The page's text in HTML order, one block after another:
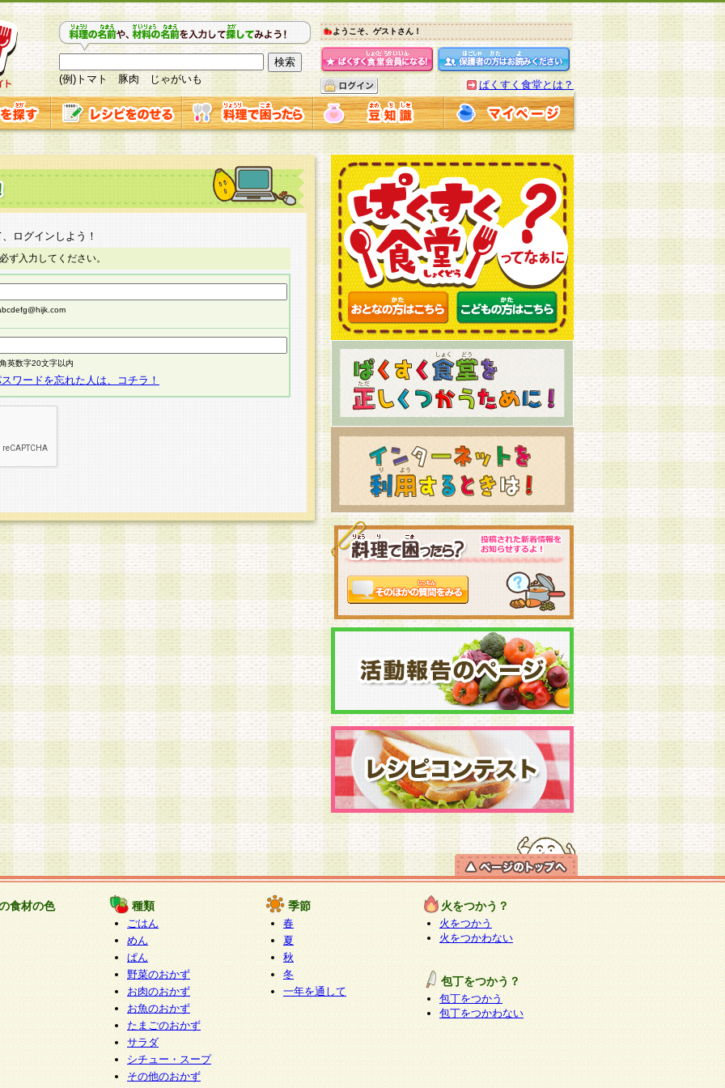
(例)トマト 豚肉 じゃがいも
ようこそ、ゲストさん！
ぱくすく食堂とは？
ログインしよう！
ず入力してください。
英数字20文字以内
ワードを忘れた人は、コチラ！
食材の色 種類
ごはん
めん
ぱん
野菜のおかず
お肉のおかず
お魚のおかず
たまごのおかず
サラダ
シチュー・スープ
その他のおかず
季節
春
夏
秋
冬
一年を通して
火をつかう？
火をつかう
火をつかわない
包丁をつかう？
包丁をつかう
包丁をつかわない